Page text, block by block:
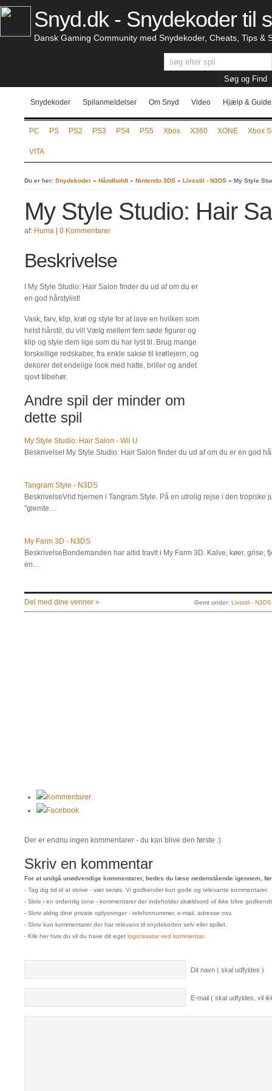
Snyd.dk - Snydekoder til
Dansk Gaming Community med Snydekoder, Cheats, Tips &
Snydekoder Spilanmeldelser Om Snyd Video Hjælp &
PC PS PS2 PS3 PS4 PS5 Xbox X360 XONE Xbox
VITA
Du er her: Snydekoder » Håndholdt» Nintendo 3DS » Livsstil - N3DS » My Style
My Style Studio: Hair
af: Huma 0 Kommentarer
Beskrivelse
I My Style Studio: Hair Salon finder du ud af om du er
en god hårstylist!
Vask, farv, klip, krøl og style for at lave en hvilken som
helst hårstil, du vil! Vælg mellem fem søde figurer og
klip og style dem lige som du har lyst til. Brug mange
forskellige redskaber, fra enkle sakse til krøllejern, og
dekorer det endelige look med hatte, briller og andet
sjovt tilbehør.
Andre spil der minder om
dette spil
My Style Studio: Hair Salon - Wii U
BeskrivelseI My Style Studio: Hair Salon finder du ud af om du er en god
Tangram Style - N3DS
BeskrivelseVrid hjernen i Tangram Style. På en utrolig rejse i den tropiske
"glemte…
My Farm 3D - N3DS
BeskrivelseBondemanden har altid travlt i My Farm 3D. Kalve, køer, grise,
en…
Del med dine venner » Gemt under: Livsstil - N3DS
Kommentarer
Facebook
Der er endnu ingen kommentarer - du kan blive den første :)
Skriv en kommentar
For at undgå unødvendige kommentarer, bedes du læse nedenstående igennem,
- Tag dig tid til at skrive - vær seriøs. Vi godkender kun gode og relevante kommentarer.
- Skriv i en ordentlig tone - kommentarer der indeholder skældsord vil ikke blive
- Skriv aldrig dine private oplysninger - telefonnummer, e-mail, adresse osv.
- Skriv kun kommentarer der har relevans til snydekoden selv eller spillet.
- Klik her hvis du vil du have dit eget logo/avatar ved kommentar.
Dit navn ( skal udfyldes )
E-mail ( skal udfyldes, vil